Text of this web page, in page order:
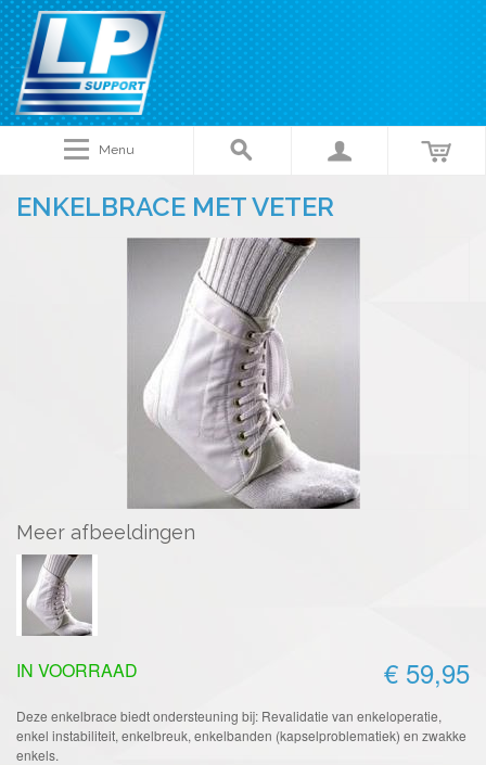
Menu
ENKELBRACE MET VETER
Meer afbeeldingen
€ 59,95
IN VOORRAAD
Deze enkelbrace biedt ondersteuning bij: Revalidatie van enkeloperatie,
enkel instabiliteit, enkelbreuk, enkelbanden (kapselproblematiek) en zwakke
enkels.